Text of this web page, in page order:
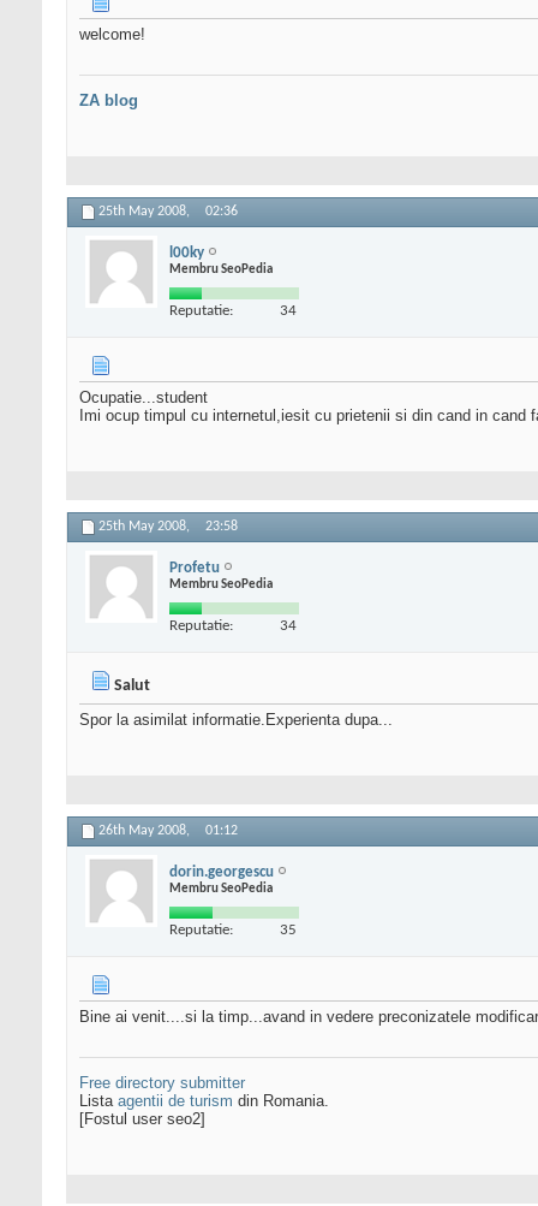
welcome!
ZA blog
25th May 2008, 02:36
l00ky
Membru SeoPedia
Reputatie: 34
Ocupatie...student
Imi ocup timpul cu internetul,iesit cu prietenii si din cand in cand
25th May 2008, 23:58
Profetu
Membru SeoPedia
Reputatie: 34
Salut
Spor la asimilat informatie.Experienta dupa...
26th May 2008, 01:12
dorin.georgescu
Membru SeoPedia
Reputatie: 35
Bine ai venit....si la timp...avand in vedere preconizatele
Free directory submitter
Lista agentii de turism din Romania.
[Fostul user seo2]